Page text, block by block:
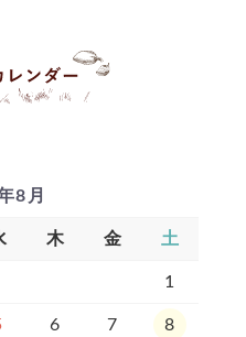
8月
木 金 土
1
6 7 8